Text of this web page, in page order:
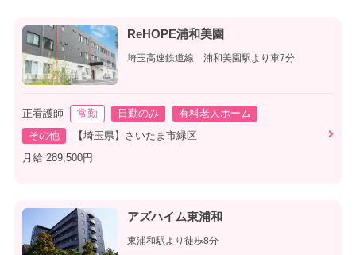
ReHOPE浦和美園
埼玉高速鉄道線 浦和美園駅より車7分
正看護師 常勤 日勤のみ
有料老人ホーム
その他
【埼玉県】さいたま市緑区
月給 289,500円
アズハイム東浦和
東浦和駅より徒歩8分